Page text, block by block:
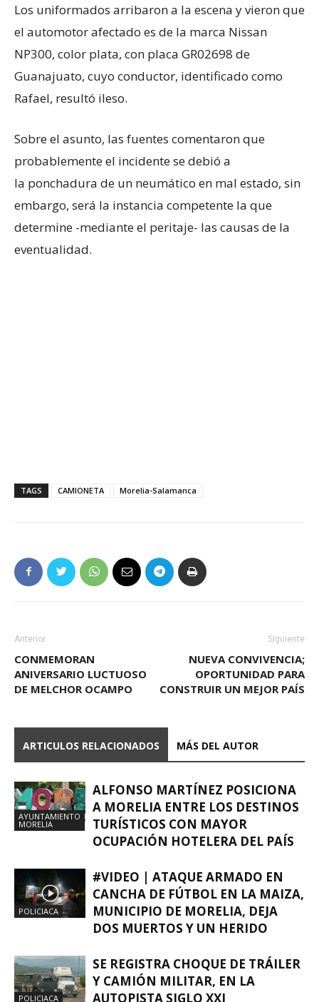
Los uniformados arribaron a la escena y vieron que
el automotor afectado es de la marca Nissan
NP300, color plata, con placa GR02698 de
Guanajuato, cuyo conductor, identificado como
Rafael, resultó ileso.
Sobre el asunto, las fuentes comentaron que
probablemente el incidente se debió a
la ponchadura de un neumático en mal estado, sin
embargo, será la instancia competente la que
determine -mediante el peritaje- las causas de la
eventualidad.
TAGS CAMIONETA Morelia-Salamanca
Anterior
CONMEMORAN
ANIVERSARIO LUCTUOSO
DE MELCHOR OCAMPO
Siguiente
NUEVA CONVIVENCIA;
OPORTUNIDAD PARA
CONSTRUIR UN MEJOR PAÍS
ARTICULOS RELACIONADOS MÁS DEL AUTOR
AYUNTAMIENTO
MORELIA
ALFONSO MARTÍNEZ POSICIONA
A MORELIA ENTRE LOS DESTINOS
TURÍSTICOS CON MAYOR
OCUPACIÓN HOTELERA DEL PAÍS
POLICIACA
#VIDEO | ATAQUE ARMADO EN
CANCHA DE FÚTBOL EN LA MAIZA,
MUNICIPIO DE MORELIA, DEJA
DOS MUERTOS Y UN HERIDO
POLICIACA
SE REGISTRA CHOQUE DE TRÁILER
Y CAMIÓN MILITAR, EN LA
AUTOPISTA SIGLO XXI